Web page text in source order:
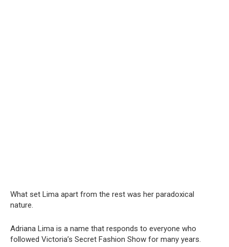
What set Lima apart from the rest was her paradoxical
nature.
Adriana Lima is a name that responds to everyone who
followed Victoria’s Secret Fashion Show for many years.